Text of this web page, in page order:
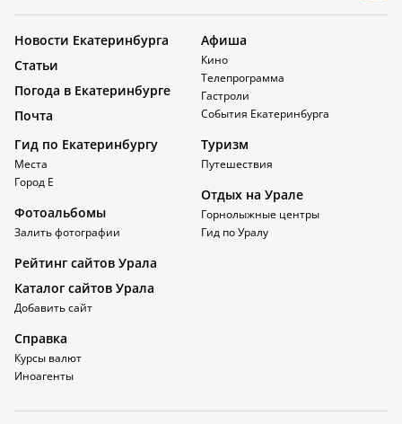
Новости Екатеринбурга
Статьи
Погода в Екатеринбурге
Почта
Афиша
Кино
Телепрограмма
Гастроли
События Екатеринбурга
Гид по Екатеринбургу
Места
Город Е
Фотоальбомы
Залить фотографии
Туризм
Путешествия
Отдых на Урале
Горнолыжные центры
Гид по Уралу
Рейтинг сайтов Урала
Каталог сайтов Урала
Добавить сайт
Справка
Курсы валют
Иноагенты